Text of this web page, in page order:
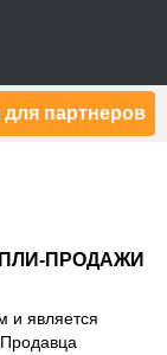
для партнеров
ПРОДАЖИ
и является